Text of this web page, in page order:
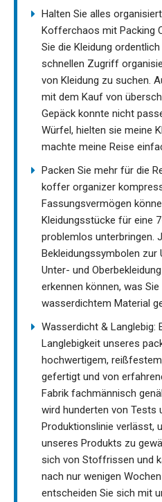
Halten Sie alles
Kofferchaos mit Packing
Sie die Kleidung
schnellen Zugriff
von Kleidung zu suchen.
mit dem Kauf von
Gepäck konnte nicht
Würfel, hielten sie meine
machte meine Reise
Packen Sie mehr für die
koffer organizer
Fassungsvermögen
Kleidungsstücke für eine
problemlos unterbringen.
Bekleidungssymbolen zur
Unter- und
erkennen können, was
wasserdichtem Material
Wasserdicht & Langlebig:
Langlebigkeit unseres
hochwertigem,
gefertigt und von
Fabrik fachmännisch
wird hunderten von Tests
Produktionslinie verlässt,
unseres Produkts zu
sich von Stoffrissen und
nach nur wenigen
entscheiden Sie sich mit